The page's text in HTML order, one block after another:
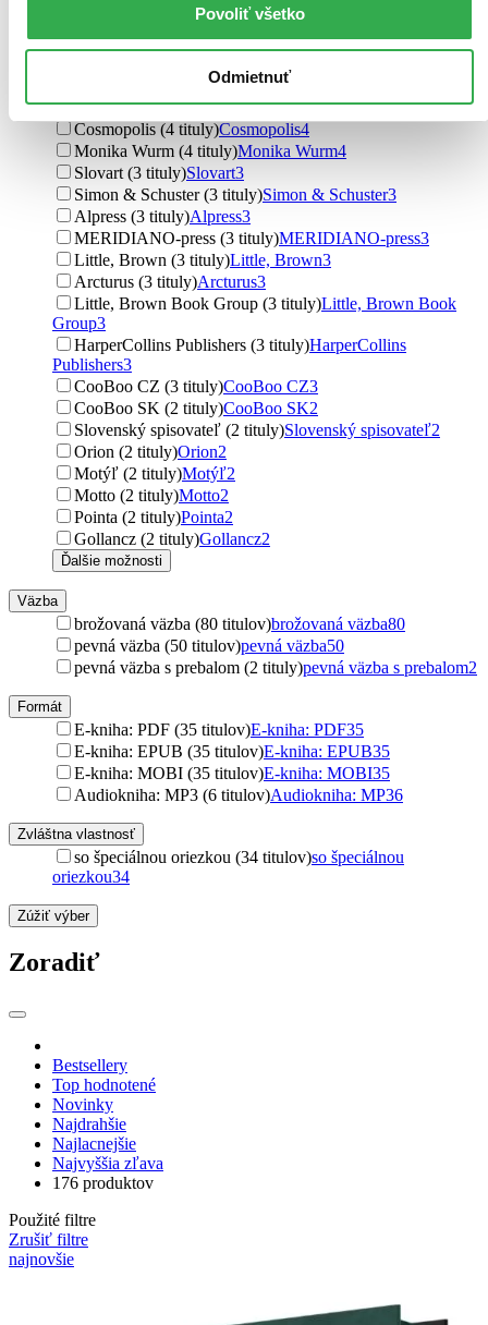
Povoliť všetko
Odmietnuť
Penguin Books (4 tituly)Penguin Books
Nakladatelství Fragment (4 tituly)Nakladatelství
Citadella4
Transworld (4 tituly)Transworld4
Cosmopolis (4 tituly)Cosmopolis4
Monika Wurm (4 tituly)Monika Wurm4
Slovart (3 tituly)Slovart3
Simon & Schuster (3 tituly)Simon & Schuster3
Alpress (3 tituly)Alpress3
MERIDIANO-press (3 tituly)MERIDIANO-press3
Little, Brown (3 tituly)Little, Brown3
Arcturus (3 tituly)Arcturus3
Little, Brown Book Group (3 tituly)Little, Brown Book
Group3
HarperCollins Publishers (3 tituly)HarperCollins
Publishers3
CooBoo CZ (3 tituly)CooBoo CZ3
CooBoo SK (2 tituly)CooBoo SK2
Slovenský spisovateľ (2 tituly)Slovenský spisovateľ2
Orion (2 tituly)Orion2
Motýľ (2 tituly)Motýľ2
Motto (2 tituly)Motto2
Pointa (2 tituly)Pointa2
Gollancz (2 tituly)Gollancz2
Ďalšie možnosti
Väzba
brožovaná väzba (80 titulov)brožovaná väzba80
pevná väzba (50 titulov)pevná väzba50
pevná väzba s prebalom (2 tituly)pevná väzba s prebalom2
Formát
E-kniha: PDF (35 titulov)E-kniha: PDF35
E-kniha: EPUB (35 titulov)E-kniha: EPUB35
E-kniha: MOBI (35 titulov)E-kniha: MOBI35
Audiokniha: MP3 (6 titulov)Audiokniha: MP36
Zvláštna vlastnosť
so špeciálnou oriezkou (34 titulov)so špeciálnou
oriezkou34
Zúžiť výber
Zoradiť
Bestsellery
Top hodnotené
Novinky
Najdrahšie
Najlacnejšie
Najvyššia zľava
176 produktov
Použité filtre
Zrušiť filtre
najnovšie